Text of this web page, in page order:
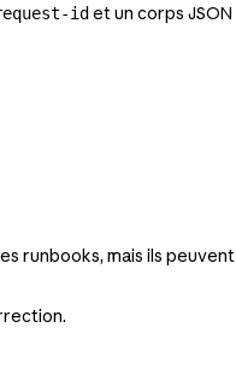
id et un corps
runbooks, mais ils